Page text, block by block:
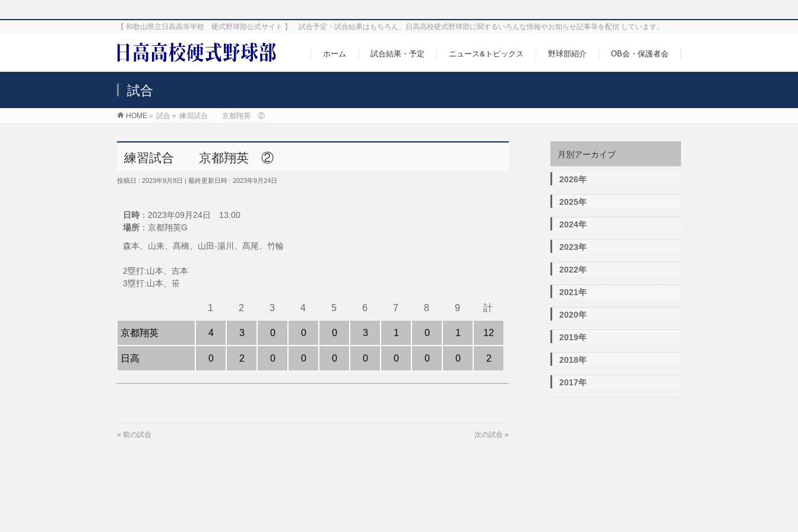
【 和歌山県立日高高等学校 硬式野球部公式サイト 】 試合予定・試合結果はもちろん、日高高校硬式野球部に関するいろんな情報やお知らせ記事等を配信 しています。
ホーム 試合結果・予定 ニュース&トピックス 野球部紹介 OB会・保護者会
試合
HOME » 試合 » 練習試合 京都翔英 ②
練習試合 京都翔英 ②
投稿日 : 2023年9月8日 最終更新日時 : 2023年9月24日
日時 ：2023年09月24日 13:00
場所 ：京都翔英G
森本、山来、髙橋、山田-湯川、髙尾、竹輪
2塁打:山本、吉本
3塁打:山本、笹
京都翔英
日高
1
4
0
2
3
2
3
0
0
4
0
0
5
0
0
6
3
0
7
1
0
8
0
0
9
1
0
計
12
2
« 前の試合 次の試合 »
月別アーカイブ
2026年
2025年
2024年
2023年
2022年
2021年
2020年
2019年
2018年
2017年